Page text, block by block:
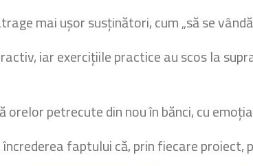
mai ușor susținători, cum „să se
iar exercițiile practice au scos la
petrecute din nou în bănci, cu
faptului că, prin fiecare proiect,